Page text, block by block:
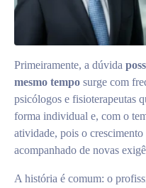
Primeiramente, a dúvida
mesmo tempo surge com
psicólogos e fisioterapeutas
forma individual e, com o
atividade, pois o
acompanhado de novas
A história é comum: o